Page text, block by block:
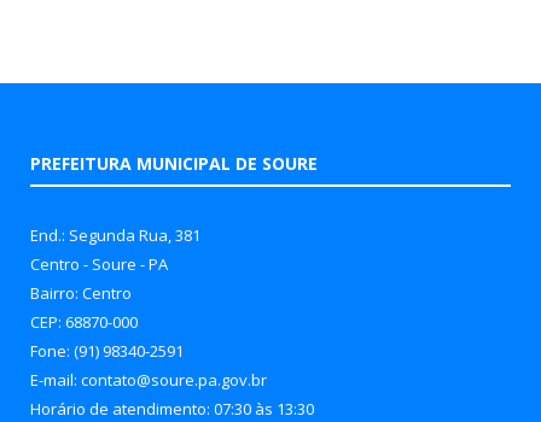
PREFEITURA MUNICIPAL DE SOURE
End.: Segunda Rua, 381
Centro - Soure - PA
Bairro: Centro
CEP: 68870-000
Fone: (91) 98340-2591
E-mail: contato@soure.pa.gov.br
Horário de atendimento: 07:30 às 13:30